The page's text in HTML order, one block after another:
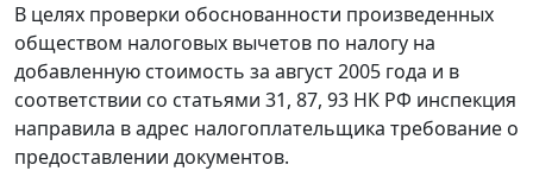
В целях проверки обоснованности произведенных
обществом налоговых вычетов по налогу на
добавленную стоимость за август 2005 года и в
соответствии со статьями 31, 87, 93 НК РФ инспекция
направила в адрес налогоплательщика требование о
предоставлении документов.